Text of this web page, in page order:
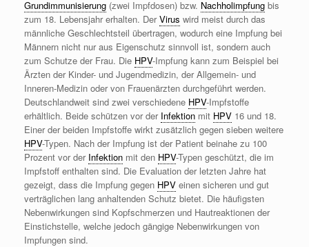
Grundimmunisierung (zwei Impfdosen) bzw. Nachholimpfung bis
zum 18. Lebensjahr erhalten. DerVirus wird meist durch das
männliche Geschlechtsteil übertragen, wodurch eine Impfung bei
Männern nicht nur aus Eigenschutz sinnvoll ist, sondern auch
zum Schutze der Frau. Die HPV-Impfung kann zum Beispiel bei
Ärzten der Kinder- und Jugendmedizin, der Allgemein- und
Inneren-Medizin oder von Frauenärzten durchgeführt werden.
Deutschlandweit sind zwei verschiedene HPV-Impfstoffe
erhältlich. Beide schützen vor der Infektion mit HPV 16 und 18.
Einer der beiden Impfstoffe wirkt zusätzlich gegen sieben weitere
HPV-Typen. Nach der Impfung ist der Patient beinahe zu 100
Prozent vor der Infektion mit den HPV-Typen geschützt, die im
Impfstoff enthalten sind. Die Evaluation der letzten Jahre hat
gezeigt, dass die Impfung gegen HPV einen sicheren und gut
verträglichen lang anhaltenden Schutz bietet. Die häufigsten
Nebenwirkungen sind Kopfschmerzen und Hautreaktionen der
Einstichstelle, welche jedoch gängige Nebenwirkungen von
Impfungen sind.